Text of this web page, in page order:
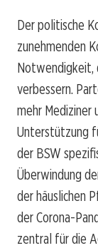
Der politische
zunehmenden
Notwendigkeit,
verbessern.
mehr Mediziner
Unterstützung
der BSW
Überwindung
der häuslichen
der Corona-
zentral für die